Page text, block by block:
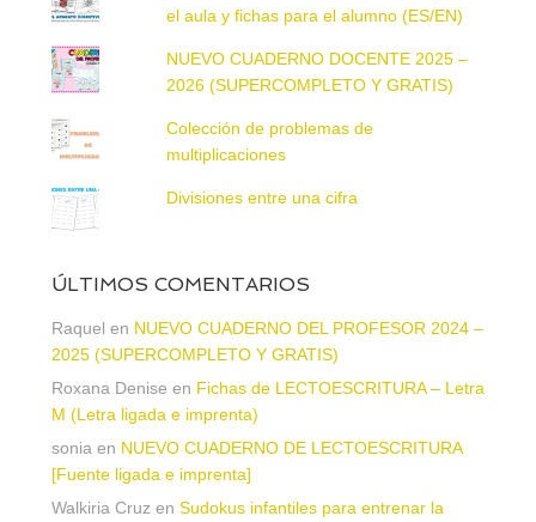
el aula y fichas para el alumno (ES/EN)
NUEVO CUADERNO DOCENTE 2025 –
2026 (SUPERCOMPLETO Y GRATIS)
Colección de problemas de
multiplicaciones
Divisiones entre una cifra
ÚLTIMOS COMENTARIOS
Raquel en NUEVO CUADERNO DEL PROFESOR 2024 –
2025 (SUPERCOMPLETO Y GRATIS)
Roxana Denise en Fichas de LECTOESCRITURA – Letra
M (Letra ligada e imprenta)
sonia en NUEVO CUADERNO DE LECTOESCRITURA
[Fuente ligada e imprenta]
Walkiria Cruz en Sudokus infantiles para entrenar la